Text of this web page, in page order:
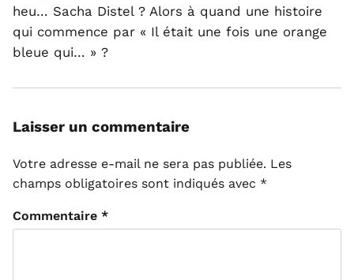
heu… Sacha Distel ? Alors à quand une histoire
qui commence par « Il était une fois une orange
bleue qui… » ?
Laisser un commentaire
Votre adresse e-mail ne sera pas publiée. Les
champs obligatoires sont indiqués avec *
Commentaire *